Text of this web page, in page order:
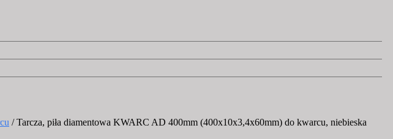
/ Tarcza, piła diamentowa KWARC AD 400mm (400x10x3,4x60mm) do kwarcu, niebieska